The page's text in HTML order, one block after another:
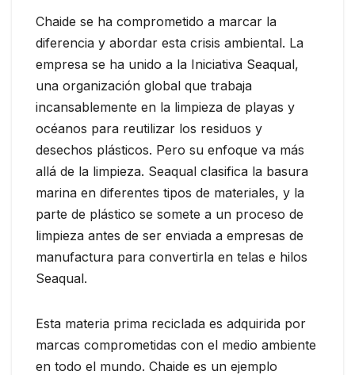
Chaide se ha comprometido a marcar la
diferencia y abordar esta crisis ambiental. La
empresa se ha unido a la Iniciativa Seaqual,
una organización global que trabaja
incansablemente en la limpieza de playas y
océanos para reutilizar los residuos y
desechos plásticos. Pero su enfoque va más
allá de la limpieza. Seaqual clasifica la basura
marina en diferentes tipos de materiales, y la
parte de plástico se somete a un proceso de
limpieza antes de ser enviada a empresas de
manufactura para convertirla en telas e hilos
Seaqual.
Esta materia prima reciclada es adquirida por
marcas comprometidas con el medio ambiente
en todo el mundo. Chaide es un ejemplo